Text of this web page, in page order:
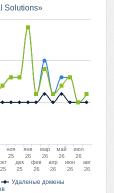
Solutions»
Удаленые домены
25
ноя
25
дек
25
янв
26
фев
26
мар
26
апр
26
май
26
июн
26
июл
26
авг
26